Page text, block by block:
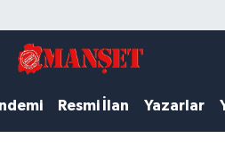
Resmi İlan Yazarlar